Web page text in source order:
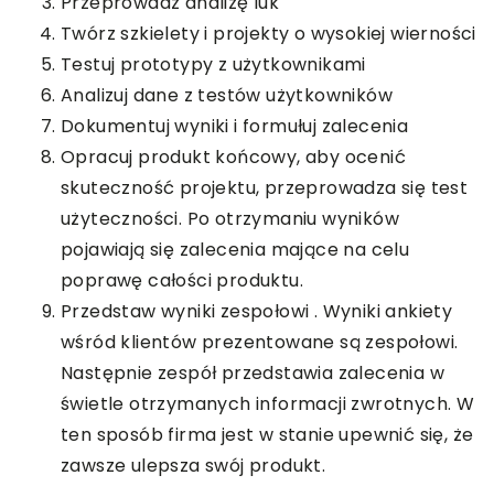
Twórz szkielety i projekty o wysokiej wierności
Testuj prototypy z użytkownikami
Analizuj dane z testów użytkowników
Dokumentuj wyniki i formułuj zalecenia
Opracuj produkt końcowy, aby ocenić
skuteczność projektu, przeprowadza się test
użyteczności. Po otrzymaniu wyników
pojawiają się zalecenia mające na celu
poprawę całości produktu.
Przedstaw wyniki zespołowi . Wyniki ankiety
wśród klientów prezentowane są zespołowi.
Następnie zespół przedstawia zalecenia w
świetle otrzymanych informacji zwrotnych. W
ten sposób firma jest w stanie upewnić się, że
zawsze ulepsza swój produkt.